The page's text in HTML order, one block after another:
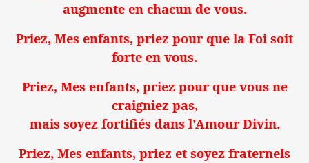
augmente en chacun de vous.
Priez, Mes enfants, priez pour que la Foi soit
forte en vous.
Priez, Mes enfants, priez pour que vous ne
craigniez pas,
mais soyez fortifiés dans l'Amour Divin.
Priez, Mes enfants, priez et soyez fraternels